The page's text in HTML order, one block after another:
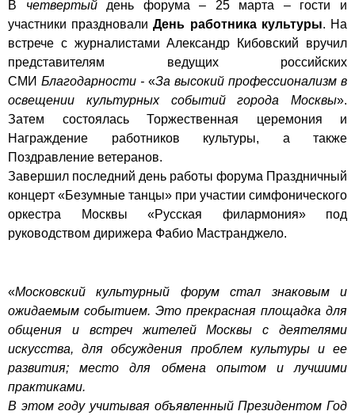
В четвертыйдень форума – 25 марта – гости и
участники праздновалиДень работника культуры. На
встрече с журналистами Александр Кибовский вручил
представителям ведущих российских
СМИ Благодарности - «За высокий профессионализм в
освещении культурных событий города Москвы».
Затем состоялась Торжественная церемония и
Награждение работников культуры, а также
Поздравление ветеранов.
Завершил последний день работы форума Праздничный
концерт «Безумные танцы» при участии симфонического
оркестра Москвы «Русская филармония» под
руководством дирижера Фабио Мастранджело.
«Московский культурный форум стал знаковым и
ожидаемым событием. Это прекрасная площадка для
общения и встреч жителей Москвы с деятелями
искусства, для обсуждения проблем культуры и ее
развития; место для обмена опытом и лучшими
практиками.
В этом году учитывая объявленный Президентом Год